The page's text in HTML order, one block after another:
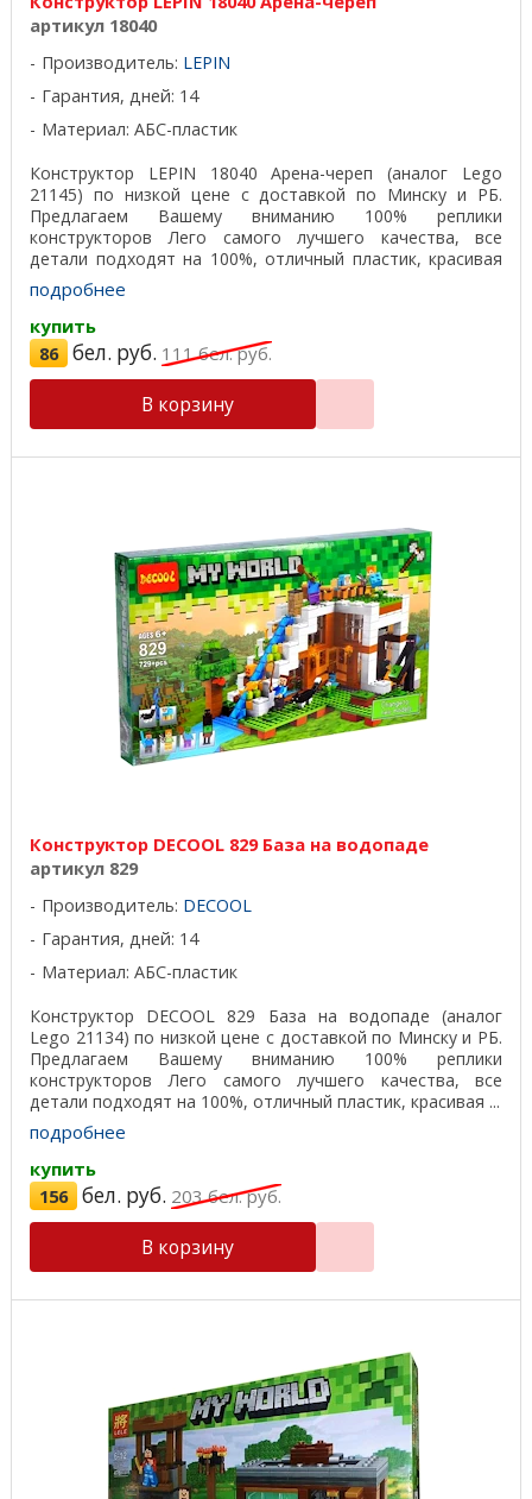
артикул 18040
Производитель: LEPIN
Гарантия, дней: 14
Материал: АБС-пластик
Конструктор LEPIN 18040 Арена-череп (аналог Lego
21145) по низкой цене с доставкой по Минску и РБ.
Предлагаем Вашему вниманию 100% реплики
конструкторов Лего самого лучшего качества, все
детали подходят на 100%, отличный пластик, красивая
подарочная ...
подробнее
купить
86 бел. руб. 111бел. руб.
В корзину
Конструктор DECOOL 829 База на водопаде
артикул 829
Производитель: DECOOL
Гарантия, дней: 14
Материал: АБС-пластик
Конструктор DECOOL 829 База на водопаде (аналог
Lego 21134) по низкой цене с доставкой по Минску и РБ.
Предлагаем Вашему вниманию 100% реплики
конструкторов Лего самого лучшего качества, все
детали подходят на 100%, отличный пластик, красивая ...
подробнее
купить
156 бел. руб. 203бел. руб.
В корзину